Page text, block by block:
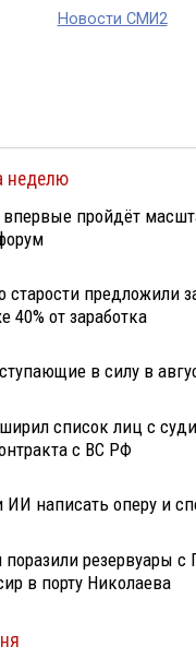
Новости СМИ2
неделю
впервые пройдёт
старости предложили
40% от заработка
в силу в
список лиц с
с ВС РФ
ИИ написать оперу и
резервуары с
в порту Николаева